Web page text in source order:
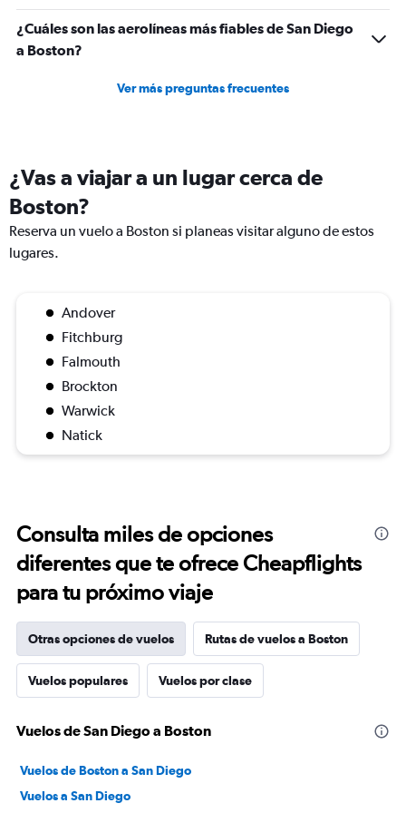
¿Cuáles son las aerolíneas más fiables de San Diego
a Boston?
Ver más preguntas frecuentes
¿Vas a viajar a un lugar cerca de
Boston?
Reserva un vuelo a Boston si planeas visitar alguno de estos
lugares.
Andover
Fitchburg
Falmouth
Brockton
Warwick
Natick
Consulta miles de opciones
diferentes que te ofrece Cheapflights
para tu próximo viaje
Otras opciones de vuelos Rutas de vuelos a Boston
Vuelos populares Vuelos por clase
Vuelos de San Diego a Boston
Vuelos de Boston a San Diego
Vuelos a San Diego